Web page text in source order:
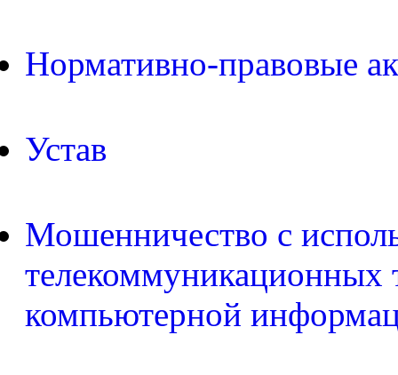
Нормативно-правовые
Устав
Мошенничество с
телекоммуникационных
компьютерной